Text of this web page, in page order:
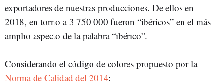
exportadores de nuestras producciones. De ellos en
2018, en torno a 3 750 000 fueron “ibéricos” en el más
amplio aspecto de la palabra “ibérico”.
Considerando el código de colores propuesto por la
Norma de Calidad del 2014: